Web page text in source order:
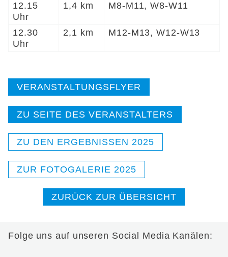
12.15
Uhr
1,4 km M8-M11, W8-W11
12.30
Uhr
2,1 km M12-M13, W12-W13
VERANSTALTUNGSFLYER
ZU SEITE DES VERANSTALTERS
ZU DEN ERGEBNISSEN 2025
ZUR FOTOGALERIE 2025
ZURÜCK ZUR ÜBERSICHT
Folge uns auf unseren Social Media Kanälen: